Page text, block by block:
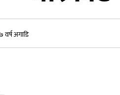
७ वर्ष अगाडि